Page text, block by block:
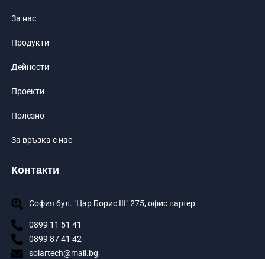
За нас
Продукти
Дейности
Проекти
Полезно
За връзка с нас
Контакти
София бул. "Цар Борис III" 275, офис партер
0899 11 51 41
0899 87 41 42
solartech@mail.bg